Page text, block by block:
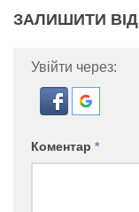
ЗАЛИШИТИ
Увійти через:
Коментар *